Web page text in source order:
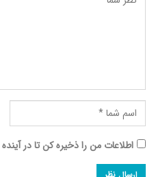
اطلاعات من را ذخیره کن تا در